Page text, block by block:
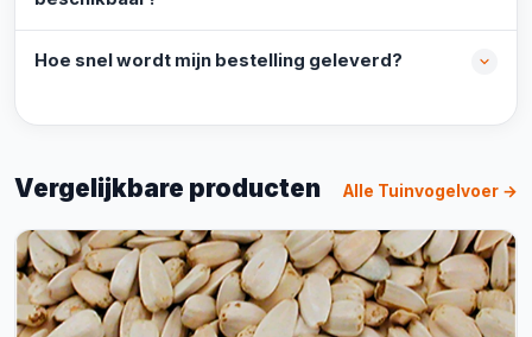
Hoe snel wordt mijn bestelling geleverd?
Vergelijkbare producten Alle Tuinvogelvoer →